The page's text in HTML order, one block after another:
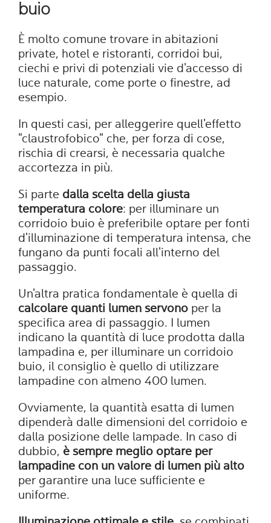
buio
È molto comune trovare in abitazioni
private, hotel e ristoranti, corridoi bui,
ciechi e privi di potenziali vie d'accesso di
luce naturale, come porte o finestre, ad
esempio.
In questi casi, per alleggerire quell'effetto
"claustrofobico" che, per forza di cose,
rischia di crearsi, è necessaria qualche
accortezza in più.
Si parte dalla scelta della giusta
temperatura colore: per illuminare un
corridoio buio è preferibile optare per fonti
d'illuminazione di temperatura intensa, che
fungano da punti focali all'interno del
passaggio.
Un'altra pratica fondamentale è quella di
calcolare quanti lumen servono per la
specifica area di passaggio. I lumen
indicano la quantità di luce prodotta dalla
lampadina e, per illuminare un corridoio
buio, il consiglio è quello di utilizzare
lampadine con almeno 400 lumen.
Ovviamente, la quantità esatta di lumen
dipenderà dalle dimensioni del corridoio e
dalla posizione delle lampade. In caso di
dubbio, è sempre meglio optare per
lampadine con un valore di lumen più alto
per garantire una luce sufficiente e
uniforme.